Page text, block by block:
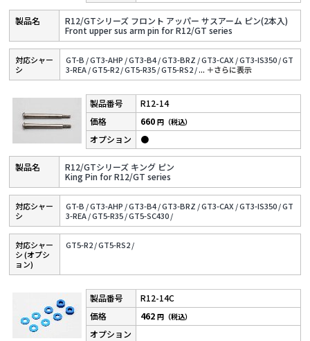
R12/GTシリーズ フロント アッパー サスアーム ピン(2本入)
Front upper sus arm pin for R12/GT series
対応シャー
シ
GT-B /GT3-AHP /GT3-B4 /GT3-BRZ /GT3-CAX /GT3-IS350 /GT
3-REA /GT5-R2 /GT5-R35 /GT5-RS2 /... ＋さらに表⽰
R12-14
R12/GTシリーズ キング ピン
King Pin for R12/GT series
660円（税込）
●
対応シャー
シ
GT-B /GT3-AHP /GT3-B4 /GT3-BRZ /GT3-CAX /GT3-IS350 /GT
3-REA /GT5-R35 /GT5-SC430 /
対応シャー
シ (オプシ
ョン)
GT5-R2 /GT5-RS2 /
R12-14C
462円（税込）